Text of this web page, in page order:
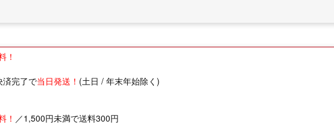
！
済完了で当日発送！ (土日 / 年末年始除く)
！ ／1,500円未満で送料300円